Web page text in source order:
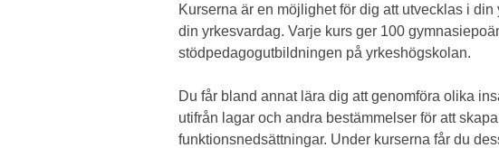
Kurserna är en möjlighet för dig att utvecklas i
din yrkesvardag. Varje kurs ger 100
stödpedagogutbildningen på yrkeshögskolan.
Du får bland annat lära dig att genomföra olika
utifrån lagar och andra bestämmelser för att
funktionsnedsättningar. Under kurserna får du